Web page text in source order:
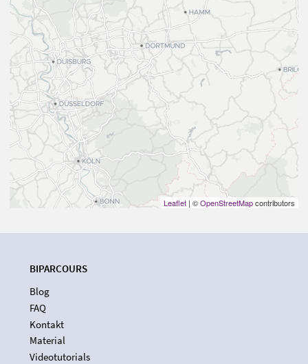
Leaflet | ©OpenStreetMapcontributors
BIPARCOURS
Blog
FAQ
Kontakt
Material
Videotutorials